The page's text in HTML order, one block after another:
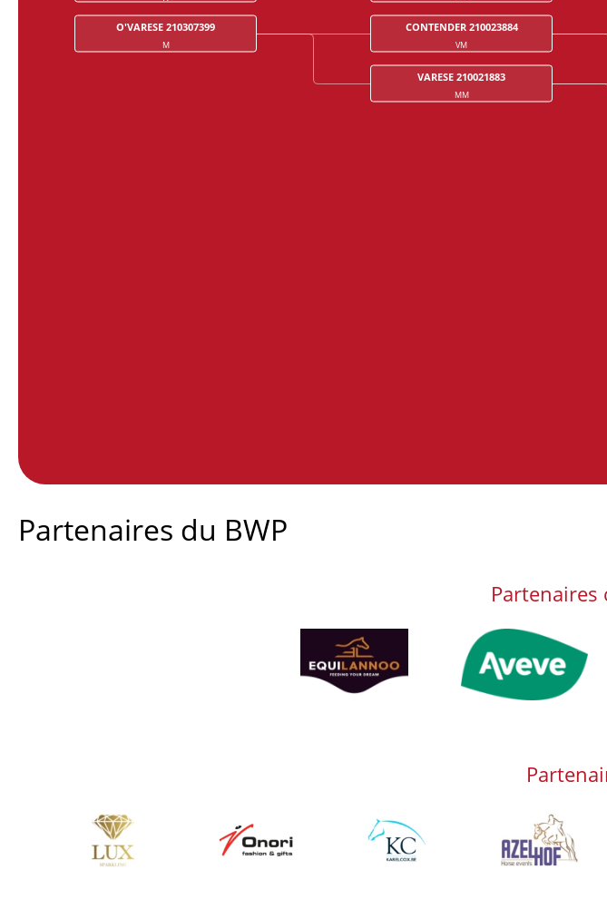
V
O'VARESE 210307399
M
CONTENDER 210023884
VM
VARESE 210021883
MM
Partenaires du BWP
Partenaires
Afbeelding Afbeelding
Afbeelding Afbeelding Afbeelding Afbeelding